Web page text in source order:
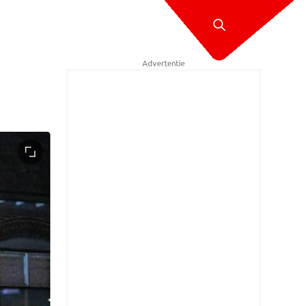
Advertentie